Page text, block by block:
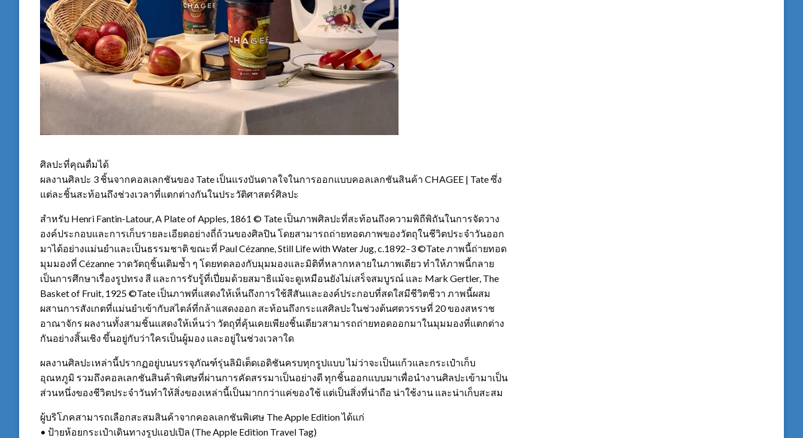
ศิลปะที่คุณดื่มได้
ผลงานศิลปะ 3 ชิ้นจากคอลเลกชันของ Tate เป็นแรงบันดาลใจในการออกแบบคอลเลกชันสินค้า CHAGEE | Tate ซึ่ง
แต่ละชิ้นสะท้อนถึงช่วงเวลาที่แตกต่างกันในประวัติศาสตร์ศิลปะ
สำหรับ Henri Fantin-Latour, A Plate of Apples, 1861 ©️ Tate เป็นภาพศิลปะที่สะท้อนถึงความพิถีพิถันในการจัดวาง
องค์ประกอบและการเก็บรายละเอียดอย่างถี่ถ้วนของศิลปิน โดยสามารถถ่ายทอดภาพของวัตถุในชีวิตประจำวันออก
มาได้อย่างแม่นยำและเป็นธรรมชาติ ขณะที่ Paul Cézanne, Still Life with Water Jug, c.1892–3 ©️Tate ภาพนี้ถ่ายทอด
มุมมองที่ Cézanne วาดวัตถุชิ้นเดิมซ้ำ ๆ โดยทดลองกับมุมมองและมิติที่หลากหลายในภาพเดียว ทำให้ภาพนี้กลาย
เป็นการศึกษาเรื่องรูปทรง สี และการรับรู้ที่เปี่ยมด้วยสมาธิแม้จะดูเหมือนยังไม่เสร็จสมบูรณ์ และ Mark Gertler, The
Basket of Fruit, 1925 ©️Tate เป็นภาพที่แสดงให้เห็นถึงการใช้สีสันและองค์ประกอบที่สดใสมีชีวิตชีวา ภาพนี้ผสม
ผสานการสังเกตที่แม่นยำเข้ากับสไตล์ที่กล้าแสดงออก สะท้อนถึงกระแสศิลปะในช่วงต้นศตวรรษที่ 20 ของสหราช
อาณาจักร ผลงานทั้งสามชิ้นแสดงให้เห็นว่า วัตถุที่คุ้นเคยเพียงชิ้นเดียวสามารถถ่ายทอดออกมาในมุมมองที่แตกต่าง
กันอย่างสิ้นเชิง ขึ้นอยู่กับว่าใครเป็นผู้มอง และอยู่ในช่วงเวลาใด
ผลงานศิลปะเหล่านี้ปรากฏอยู่บนบรรจุภัณฑ์รุ่นลิมิเต็ดเอดิชันครบทุกรูปแบบ ไม่ว่าจะเป็นแก้วและกระเป๋าเก็บ
อุณหภูมิ รวมถึงคอลเลกชันสินค้าพิเศษที่ผ่านการคัดสรรมาเป็นอย่างดี ทุกชิ้นออกแบบมาเพื่อนำงานศิลปะเข้ามาเป็น
ส่วนหนึ่งของชีวิตประจำวันทำให้สิ่งของเหล่านี้เป็นมากกว่าแค่ของใช้ แต่เป็นสิ่งที่น่าถือ น่าใช้งาน และน่าเก็บสะสม
ผู้บริโภคสามารถเลือกสะสมสินค้าจากคอลเลกชันพิเศษ The Apple Edition ได้แก่
• ป้ายห้อยกระเป๋าเดินทางรูปแอปเปิล (The Apple Edition Travel Tag)